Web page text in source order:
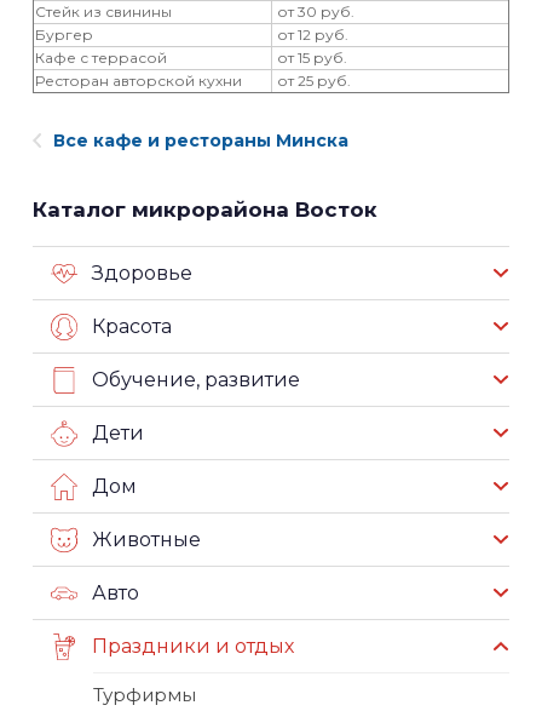
Стейк из свинины
от 30 руб.
Бургер
от 12 руб.
Кафе с террасой
от 15 руб.
Ресторан авторской кухни
от 25 руб.
Все кафе и рестораны Минска
Каталог микрорайона Восток
Здоровье
Красота
Обучение, развитие
Дети
Дом
Животные
Авто
Праздники и отдых
Турфирмы